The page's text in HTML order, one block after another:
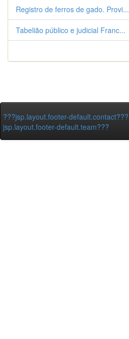
Registro de ferros de gado. Provi...
Tabelião público e judicial Franc...
???jsp.layout.footer-default.contact???
jsp.layout.footer-default.team???